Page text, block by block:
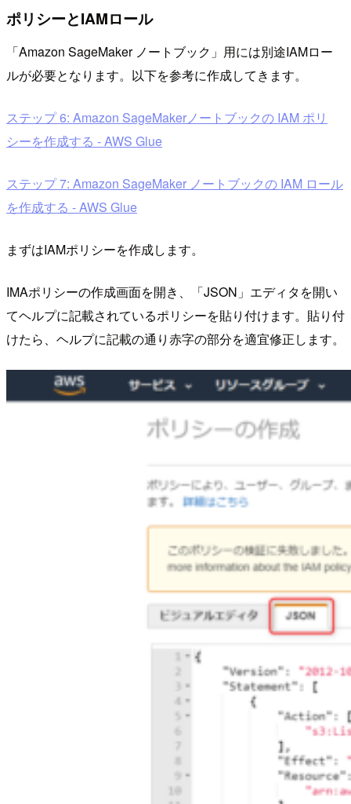
ポリシーとIAMロール
「Amazon SageMaker ノートブック」用には別途IAMロー
ルが必要となります。以下を参考に作成してきます。
ステップ 6: Amazon SageMakerノートブックの IAM ポリ
シーを作成する - AWS Glue
ステップ 7: Amazon SageMaker ノートブックの IAM ロール
を作成する - AWS Glue
まずはIAMポリシーを作成します。
IMAポリシーの作成画面を開き、「JSON」エディタを開い
てヘルプに記載されているポリシーを貼り付けます。貼り付
けたら、ヘルプに記載の通り赤字の部分を適宜修正します。